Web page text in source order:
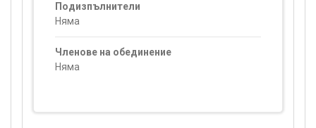
Подизпълнители
Няма
Членове на обединение
Няма